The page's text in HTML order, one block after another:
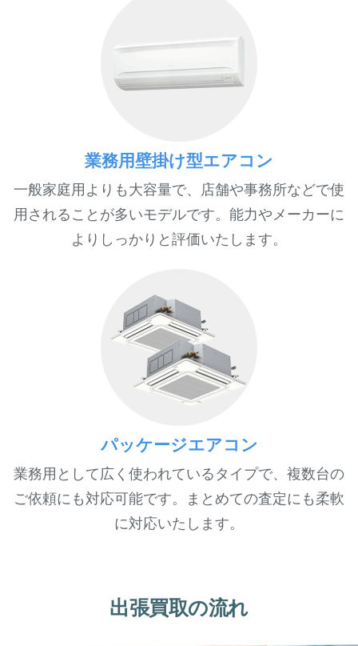
業務用壁掛け型エアコン
一般家庭用よりも大容量で、店舗や事務所などで使
用されることが多いモデルです。能力やメーカーに
よりしっかりと評価いたします。
パッケージエアコン
業務用として広く使われているタイプで、複数台の
ご依頼にも対応可能です。まとめての査定にも柔軟
に対応いたします。
出張買取の流れ